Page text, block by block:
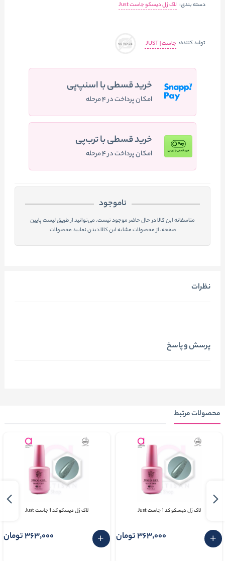
دسته بندی: لاک ژل دیسکو جاست Just
تولید کننده: جاست | JUST
خرید قسطی با اسنپ‌پی
امکان پرداخت در ۴ مرحله
خرید قسطی با ترب‌پی
امکان پرداخت در ۴ مرحله
ناموجود
متاسفانه این کالا در حال حاضر موجود نیست. می‌توانید از طریق لیست پایین
صفحه، از محصولات مشابه این کالا دیدن نمایید محصولات
نظرات
پرسش و پاسخ
محصولات مرتبط
لاک ژل دیسکو کد 1 جاست Just
363٬000 تومان
لاک ژل دیسکو کد 1 جاست Just
363٬000 تومان